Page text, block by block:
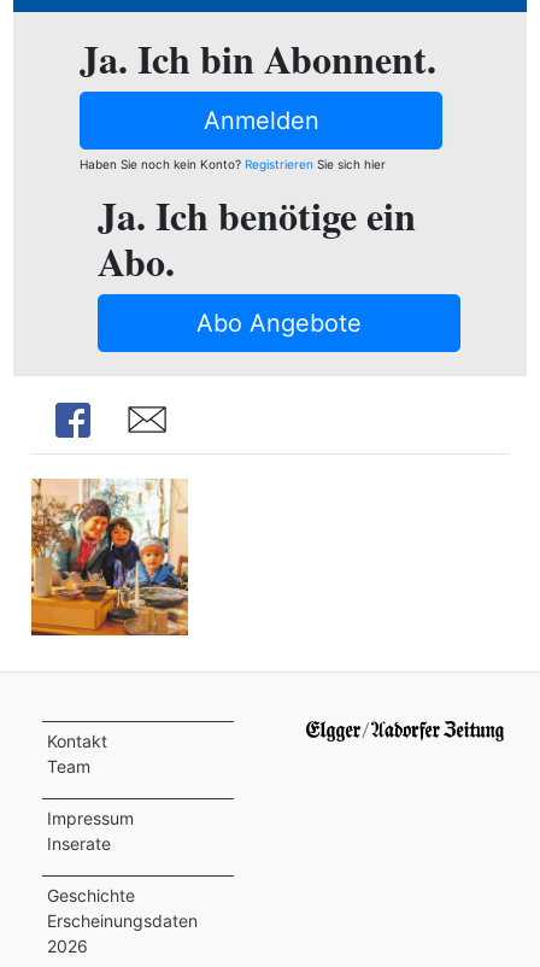
Ja. Ich bin Abonnent.
Anmelden
Haben Sie noch kein Konto? RegistrierenSie sich hier
Ja. Ich benötige ein
Abo.
Abo Angebote
Share Share
Kontakt
Team
Impressum
Inserate
Geschichte
Erscheinungsdaten
2026